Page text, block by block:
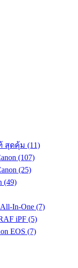
สุดคุ้ม (11)
(107)
(25)
(49)
In-One (7)
iPF (5)
EOS (7)